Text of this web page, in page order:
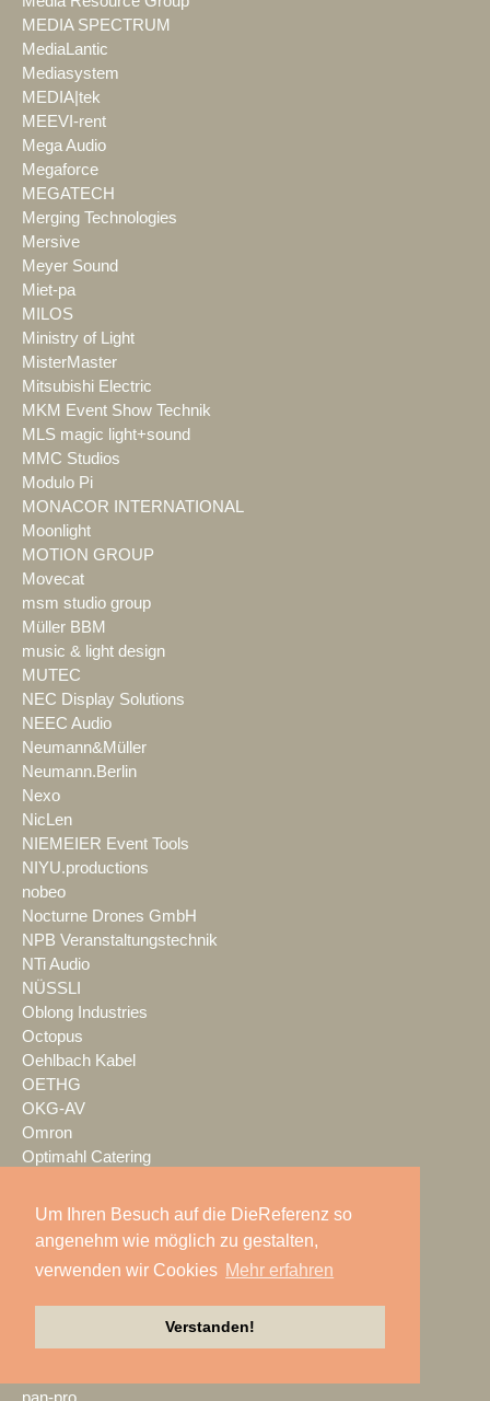
Um Ihren Besuch auf die DieReferenz so
angenehm wie möglich zu gestalten,
verwenden wir Cookies Mehr erfahren
Verstanden!
MEDIA SPECTRUM
MediaLantic
Mediasystem
MEDIA|tek
MEEVI-rent
Mega Audio
Megaforce
MEGATECH
Merging Technologies
Mersive
Meyer Sound
Miet-pa
MILOS
Ministry of Light
MisterMaster
Mitsubishi Electric
MKM Event Show Technik
MLS magic light+sound
MMC Studios
Modulo Pi
MONACOR INTERNATIONAL
Moonlight
MOTION GROUP
Movecat
msm studio group
Müller BBM
music & light design
MUTEC
NEC Display Solutions
NEEC Audio
Neumann&Müller
Neumann.Berlin
Nexo
NicLen
NIEMEIER Event Tools
NIYU.productions
nobeo
Nocturne Drones GmbH
NPB Veranstaltungstechnik
NTi Audio
NÜSSLI
Oblong Industries
Octopus
Oehlbach Kabel
OETHG
OKG-AV
Omron
Optimahl Catering
ORANGE PRODUCTION DG
Otto Events
P2 Veranstaltungstechnik
PAM/events